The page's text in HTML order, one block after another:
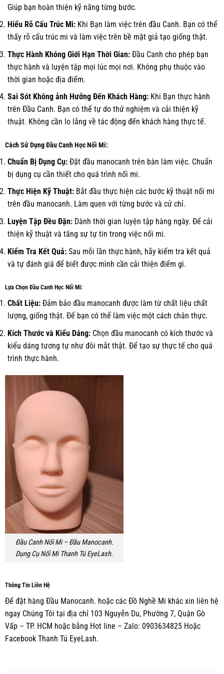
Giúp bạn hoàn thiện kỹ năng từng bước.
Hiểu Rõ Cấu Trúc Mi: Khi Bạn làm việc trên đầu Canh. Bạn có thể
thấy rõ cấu trúc mi và làm việc trên bề mặt giả tạo giống thật.
Thực Hành Không Giới Hạn Thời Gian: Đầu Canh cho phép bạn
thực hành và luyện tập mọi lúc mọi nơi. Không phụ thuộc vào
thời gian hoặc địa điểm.
Sai Sót Không ảnh Hưởng Đến Khách Hàng: Khi Bạn thực hành
trên Đầu Canh. Bạn có thể tự do thử nghiệm và cải thiện kỹ
thuật. Không cần lo lắng về tác động đến khách hàng thực tế.
Cách Sử Dụng Đầu Canh Học Nối Mi:
Chuẩn Bị Dụng Cụ: Đặt đầu manocanh trên bàn làm việc. Chuẩn
bị dụng cụ cần thiết cho quá trình nối mi.
Thực Hiện Kỹ Thuật: Bắt đầu thực hiện các bước kỹ thuật nối mi
trên đầu manocanh. Làm quen với từng bước và cử chỉ.
Luyện Tập Đều Đặn: Dành thời gian luyện tập hàng ngày. Để cải
thiện kỹ thuật và tăng sự tự tin trong việc nối mi.
Kiểm Tra Kết Quả: Sau mỗi lần thực hành, hãy kiểm tra kết quả
và tự đánh giá để biết được mình cần cải thiện điểm gì.
Lựa Chọn Đầu Canh Học Nối Mi:
Chất Liệu: Đảm bảo đầu manocanh được làm từ chất liệu chất
lượng, giống thật. Để bạn có thể làm việc một cách chân thực.
Kích Thước và Kiểu Dáng: Chọn đầu manocanh có kích thước và
kiểu dáng tương tự như đôi mắt thật. Để tạo sự thực tế cho quá
trình thực hành.
Đầu Canh Nối Mi – Đầu Manocanh.
Dụng Cụ Nối Mi Thanh Tú EyeLash.
Thông Tin Liên Hệ
Để đặt hàng Đầu Manocanh. hoặc các Đồ Nghề Mi khác xin liên hệ
ngay Chúng Tôi tại địa chỉ 103 Nguyễn Du, Phường 7, Quận Gò
Vấp – TP. HCM hoặc bằng Hot line – Zalo: 0903634825 Hoặc
Facebook Thanh Tú EyeLash.